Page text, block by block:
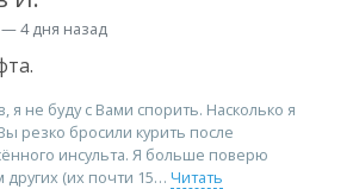
— 4 дня назад
я не буду с Вами спорить. Насколько я
резко бросили курить после
инсульта. Я больше поверю
других (их почти 15
Читать